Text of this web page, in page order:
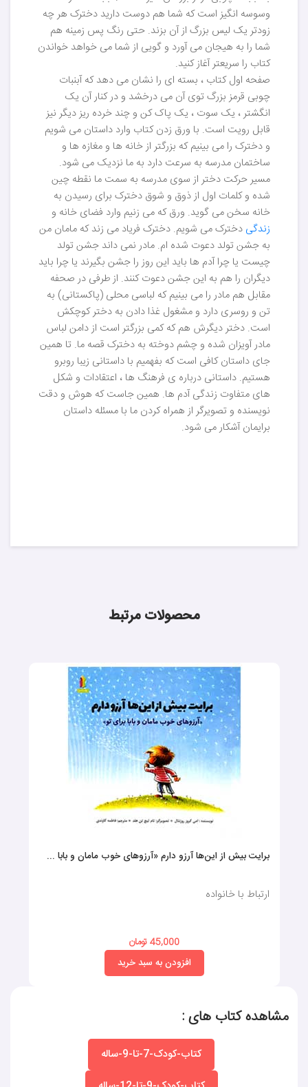
وسوسه انگیز است که شما هم دوست دارید دخترک هر چه
زودتر یک لیس بزرگ از آن بزند. حتی رنگ پس زمینه هم
شما را به هیجان می آورد و گویی از شما می خواهد خواندن
کتاب را سریعتر آغاز کنید.
صفحه اول کتاب ، بسته ای را نشان می دهد که آبنبات
چوبی قرمز بزرگ توی آن می درخشد و در کنار آن یک
انگشتر ، یک سوت ، یک پاک کن و چند خرده ریز دیگر نیز
قابل رویت است. با ورق زدن کتاب وارد داستان می شویم
و دخترک را می بینیم که بزرگتر از خانه ها و مغازه ها و
ساختمان مدرسه به سرعت دارد به ما نزدیک می شود.
مسیر حرکت دختر از سوی مدرسه به سمت ما نقطه چین
شده و کلمات اول از ذوق و شوق دخترک برای رسیدن به
خانه سخن می گوید. ورق که می زنیم وارد فضای خانه و
زندگی دخترک می شویم. دخترک فریاد می زند که مامان من
به جشن تولد دعوت شده ام. مادر نمی داند جشن تولد
چیست یا چرا آدم ها باید این روز را جشن بگیرند یا چرا باید
دیگران را هم به این جشن دعوت کنند. از طرفی در صحفه
مقابل هم مادر را می بینیم که لباسی محلی (پاکستانی) به
تن و روسری دارد و مشغول غذا دادن به دختر کوچکش
است. دختر دیگرش هم که کمی بزرگتر است از دامن لباس
مادر آویزان شده و چشم دوخته به دخترک قصه ما. تا همین
جای داستان کافی است که بفهمیم با داستانی زیبا روبرو
هستیم. داستانی درباره ی فرهنگ ها ، اعتقادات و شکل
های متفاوت زندگی آدم ها. همین جاست که هوش و دقت
نویسنده و تصویرگر از همراه کردن ما با مسئله داستان
برایمان آشکار می شود.
محصولات مرتبط
برایت بیش از این‌ها آرزو دارم «آرزوهای خوب مامان و بابا ...
ارتباط با خانواده
45,000 تومان
افزودن به سبد خرید
مشاهده کتاب های :
کتاب-کودک-7-تا-9-ساله